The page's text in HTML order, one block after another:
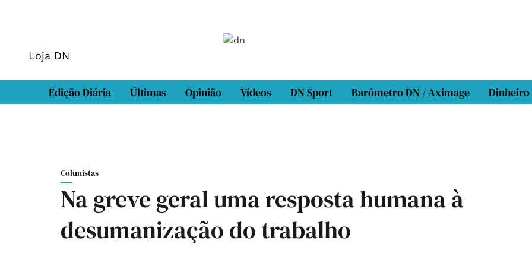
Loja DN
Edição Diária Últimas Opinião Vídeos DN Sport Barómetro DN / Aximage Dinheiro
Colunistas
Na greve geral uma resposta humana à
desumanização do trabalho